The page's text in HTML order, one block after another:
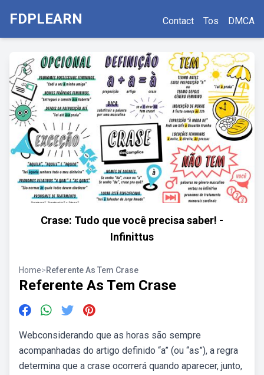
FDPLEARN Contact Tos DMCA
Crase: Tudo que você precisa saber! -
Infinittus
Home>Referente As Tem Crase
Referente As Tem Crase
Webconsiderando que as horas são sempre
acompanhadas do artigo definido “a” (ou “as”), a regra
determina que a crase ocorrerá quando aparecer, junto,